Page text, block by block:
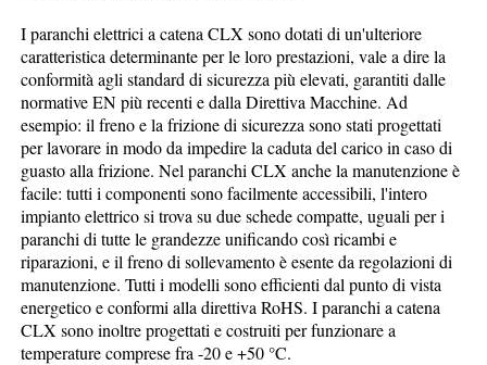
I paranchi elettrici a catena CLX sono dotati di un'ulteriore
caratteristica determinante per le loro prestazioni, vale a dire la
conformità agli standard di sicurezza più elevati, garantiti dalle
normative EN più recenti e dalla Direttiva Macchine. Ad
esempio: il freno e la frizione di sicurezza sono stati progettati
per lavorare in modo da impedire la caduta del carico in caso di
guasto alla frizione. Nel paranchi CLX anche la manutenzione è
facile: tutti i componenti sono facilmente accessibili, l'intero
impianto elettrico si trova su due schede compatte, uguali per i
paranchi di tutte le grandezze unificando così ricambi e
riparazioni, e il freno di sollevamento è esente da regolazioni di
manutenzione. Tutti i modelli sono efficienti dal punto di vista
energetico e conformi alla direttiva RoHS. I paranchi a catena
CLX sono inoltre progettati e costruiti per funzionare a
temperature comprese fra -20 e +50 °C.